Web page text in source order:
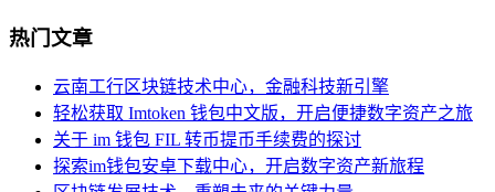
热门文章
云南工行区块链技术中心，金融科技新引擎
轻松获取 Imtoken 钱包中文版，开启便捷数字资产之旅
关于 im 钱包 FIL 转币提币手续费的探讨
探索im钱包安卓下载中心，开启数字资产新旅程